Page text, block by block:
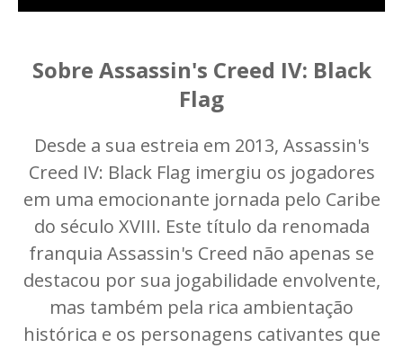
Sobre Assassin's Creed IV: Black
Flag
Desde a sua estreia em 2013, Assassin's
Creed IV: Black Flag imergiu os jogadores
em uma emocionante jornada pelo Caribe
do século XVIII. Este título da renomada
franquia Assassin's Creed não apenas se
destacou por sua jogabilidade envolvente,
mas também pela rica ambientação
histórica e os personagens cativantes que